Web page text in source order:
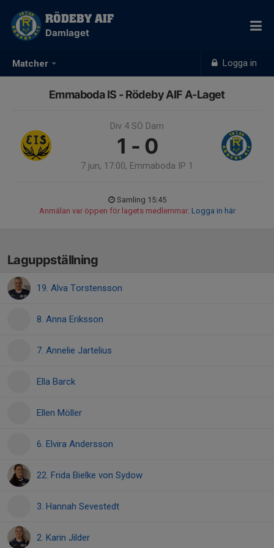
Matcher Logga in
RÖDEBY AIF
Damlaget
Emmaboda IS - Rödeby AIF A-Laget
Div 4 SÖ Dam
1 - 0
7 jun, 17:00, Emmaboda IP 1
Samling 15:45
Anmälan var öppen för lagets medlemmar. Logga in här
Laguppställning
19. Alva Torstensson
8. Anna Eriksson
7. Annelie Jartelius
Ella Barck
Ellen Möller
6. Elvira Andersson
22. Frida Bielke von Sydow
3. Hannah Sevestedt
2. Karin Jilder